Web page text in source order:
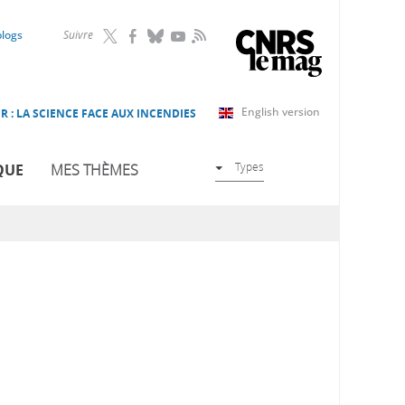
Suivre RSS
English version
: LA SCIENCE FACE AUX INCENDIES
MES THÈMES Types